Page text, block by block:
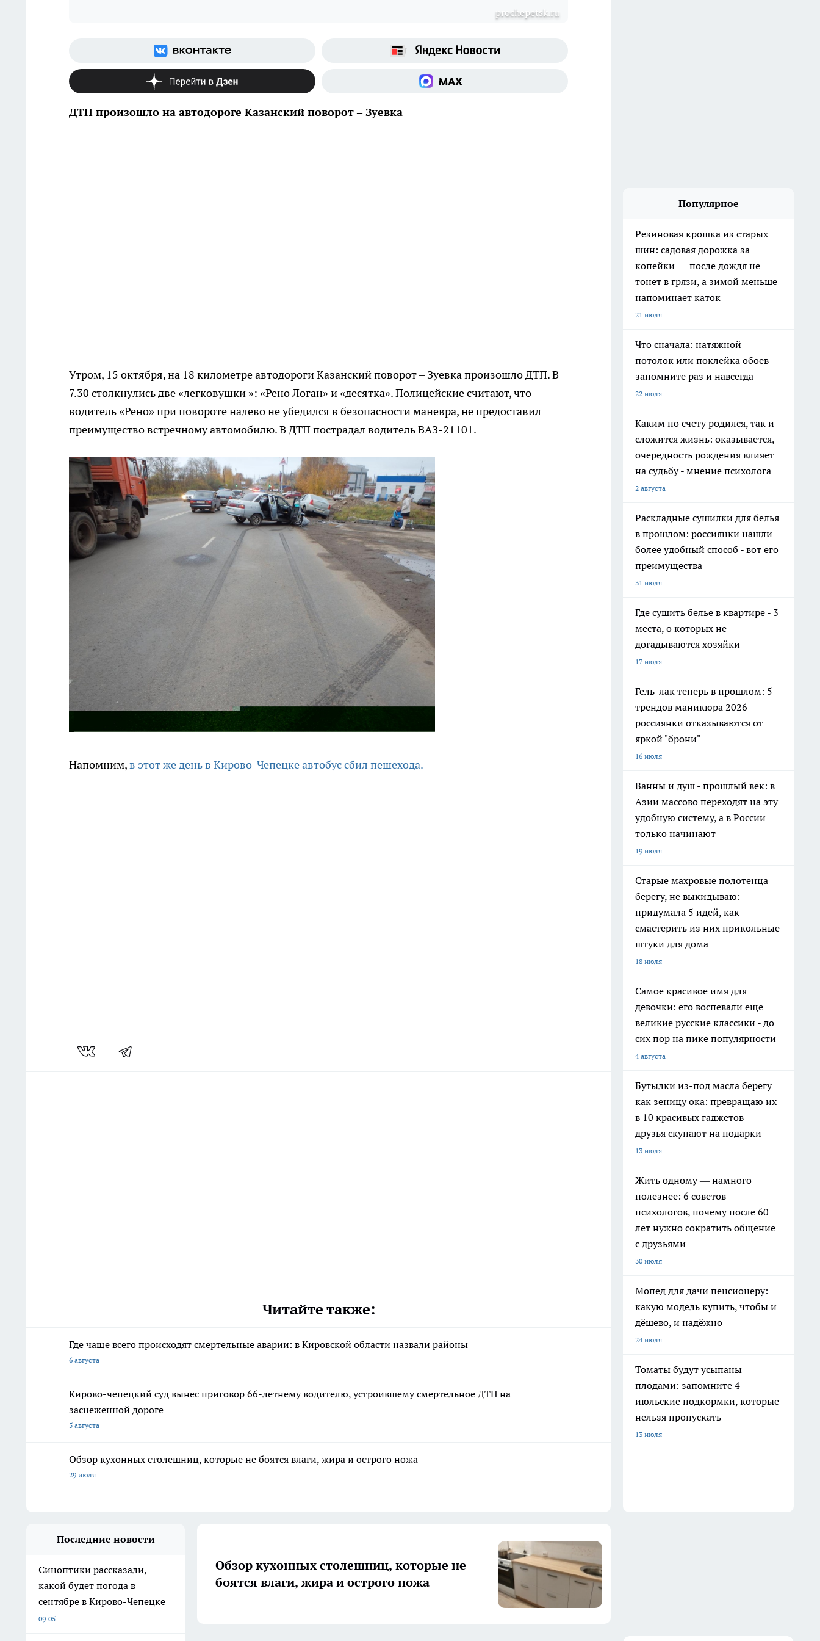
рrochepetsk.ru
ДТП произошло на автодороге Казанский поворот – Зуевка
Утром, 15 октября, на 18 километре автодороги Казанский поворот – Зуевка произошло ДТП. В
7.30 столкнулись две «легковушки »: «Рено Логан» и «десятка». Полицейские считают, что
водитель «Рено» при повороте налево не убедился в безопасности маневра, не предоставил
преимущество встречному автомобилю. В ДТП пострадал водитель ВАЗ-21101.
Напомним,в этот же день в Кирово-Чепецке автобус сбил пешехода.
Читайте также:
Где чаще всего происходят смертельные аварии: в Кировской области назвали районы
6 августа
Кирово-чепецкий суд вынес приговор 66-летнему водителю, устроившему смертельное ДТП на
заснеженной дороге
5 августа
Обзор кухонных столешниц, которые не боятся влаги, жира и острого ножа
29 июля
Популярное
Резиновая крошка из старых
шин: садовая дорожка за
копейки — после дождя не
тонет в грязи, а зимой меньше
напоминает каток
21 июля
Что сначала: натяжной
потолок или поклейка обоев -
запомните раз и навсегда
22 июля
Каким по счету родился, так и
сложится жизнь: оказывается,
очередность рождения влияет
на судьбу - мнение психолога
2 августа
Раскладные сушилки для белья
в прошлом: россиянки нашли
более удобный способ - вот его
преимущества
31 июля
Где сушить белье в квартире - 3
места, о которых не
догадываются хозяйки
17 июля
Гель-лак теперь в прошлом: 5
трендов маникюра 2026 -
россиянки отказываются от
яркой "брони"
16 июля
Ванны и душ - прошлый век: в
Азии массово переходят на эту
удобную систему, а в России
только начинают
19 июля
Старые махровые полотенца
берегу, не выкидываю:
придумала 5 идей, как
смастерить из них прикольные
штуки для дома
18 июля
Самое красивое имя для
девочки: его воспевали еще
великие русские классики - до
сих пор на пике популярности
4 августа
Бутылки из-под масла берегу
как зеницу ока: превращаю их
в 10 красивых гаджетов -
друзья скупают на подарки
13 июля
Жить одному — намного
полезнее: 6 советов
психологов, почему после 60
лет нужно сократить общение
с друзьями
30 июля
Мопед для дачи пенсионеру:
какую модель купить, чтобы и
дёшево, и надёжно
24 июля
Томаты будут усыпаны
плодами: запомните 4
июльские подкормки, которые
нельзя пропускать
13 июля
Последние новости
Синоптики рассказали,
какой будет погода в
сентябре в Кирово-Чепецке
09:05
Обзор кухонных столешниц, которые не
боятся влаги, жира и острого ножа